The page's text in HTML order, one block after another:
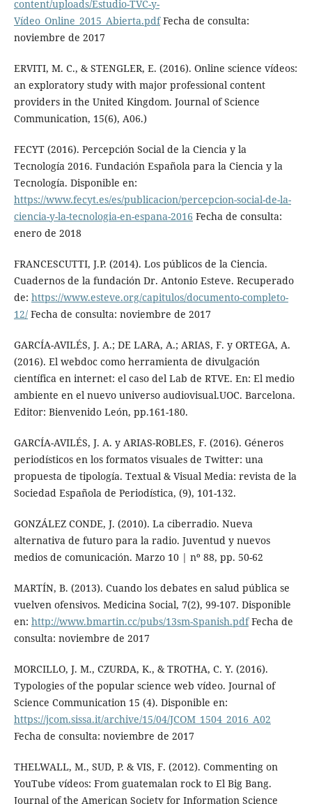
content/uploads/Estudio-TVC-y-
Vídeo_Online_2015_Abierta.pdfFecha de consulta:
noviembre de 2017
ERVITI, M. C., & STENGLER, E. (2016). Online science vídeos:
an exploratory study with major professional content
providers in the United Kingdom. Journal of Science
Communication, 15(6), A06.)
FECYT (2016). Percepción Social de la Ciencia y la
Tecnología 2016. Fundación Española para la Ciencia y la
Tecnología. Disponible en:
https://www.fecyt.es/es/publicacion/percepcion-social-de-la-
ciencia-y-la-tecnologia-en-espana-2016 Fecha de consulta:
enero de 2018
FRANCESCUTTI, J.P. (2014). Los públicos de la Ciencia.
Cuadernos de la fundación Dr. Antonio Esteve. Recuperado
de: https://www.esteve.org/capitulos/documento-completo-
12/Fecha de consulta: noviembre de 2017
GARCÍA-AVILÉS, J. A.; DE LARA, A.; ARIAS, F. y ORTEGA, A.
(2016). El webdoc como herramienta de divulgación
científica en internet: el caso del Lab de RTVE. En: El medio
ambiente en el nuevo universo audiovisual.UOC. Barcelona.
Editor: Bienvenido León, pp.161-180.
GARCÍA-AVILÉS, J. A. y ARIAS-ROBLES, F. (2016). Géneros
periodísticos en los formatos visuales de Twitter: una
propuesta de tipología. Textual & Visual Media: revista de la
Sociedad Española de Periodística, (9), 101-132.
GONZÁLEZ CONDE, J. (2010). La ciberradio. Nueva
alternativa de futuro para la radio. Juventud y nuevos
medios de comunicación. Marzo 10 | nº 88, pp. 50-62
MARTÍN, B. (2013). Cuando los debates en salud pública se
vuelven ofensivos. Medicina Social, 7(2), 99-107. Disponible
en: http://www.bmartin.cc/pubs/13sm-Spanish.pdfFecha de
consulta: noviembre de 2017
MORCILLO, J. M., CZURDA, K., & TROTHA, C. Y. (2016).
Typologies of the popular science web vídeo. Journal of
Science Communication 15 (4). Disponible en:
https://jcom.sissa.it/archive/15/04/JCOM_1504_2016_A02
Fecha de consulta: noviembre de 2017
THELWALL, M., SUD, P. & VIS, F. (2012). Commenting on
YouTube vídeos: From guatemalan rock to El Big Bang.
Journal of the American Society for Information Science